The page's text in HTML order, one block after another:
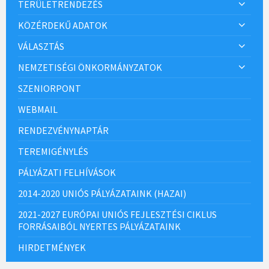
TERÜLETRENDEZÉS
KÖZÉRDEKŰ ADATOK
VÁLASZTÁS
NEMZETISÉGI ÖNKORMÁNYZATOK
SZENIORPONT
WEBMAIL
RENDEZVÉNYNAPTÁR
TEREMIGÉNYLÉS
PÁLYÁZATI FELHÍVÁSOK
2014-2020 UNIÓS PÁLYÁZATAINK (HAZAI)
2021-2027 EURÓPAI UNIÓS FEJLESZTÉSI CIKLUS
FORRÁSAIBÓL NYERTES PÁLYÁZATAINK
HIRDETMÉNYEK